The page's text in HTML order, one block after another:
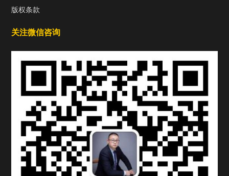
版权条款
关注微信咨询